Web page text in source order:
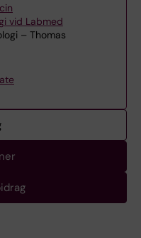
vid Labmed
– Thomas